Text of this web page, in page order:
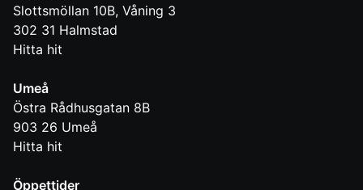
Slottsmöllan 10B, Våning 3
302 31 Halmstad
Hitta hit
Umeå
Östra Rådhusgatan 8B
903 26 Umeå
Hitta hit
Öppettider